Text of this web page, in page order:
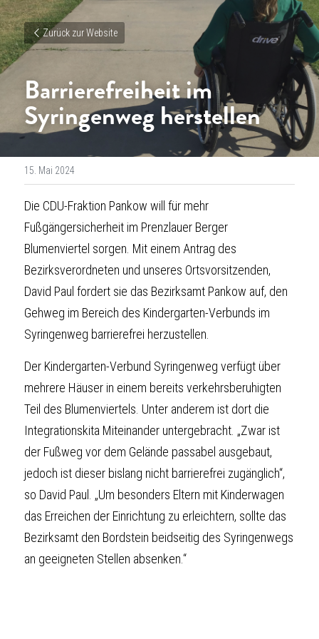
Zurück zur Website
Barrierefreiheit im
Syringenweg herstellen
15. Mai 2024
Die CDU-Fraktion Pankow will für mehr
Fußgängersicherheit im Prenzlauer Berger
Blumenviertel sorgen. Mit einem Antrag des
Bezirksverordneten
David Paul fordert sie das Bezirksamt Pankow auf, den
Gehweg im Bereich des Kindergarten-Verbunds im
Syringenweg barrierefrei herzustellen.
Der Kindergarten-Verbund Syringenweg verfügt über
mehrere Häuser in einem bereits verkehrsberuhigten
Teil des Blumenviertels. Unter anderem ist dort die
Integrationskita Miteinander untergebracht. „Zwar ist
der Fußweg vor dem Gelände passabel ausgebaut,
jedoch ist dieser bislang nicht barrierefrei zugänglich“,
so David Paul
. „Um besonders Eltern mit Kinderwagen
das Erreichen der Einrichtung zu erleichtern, sollte das
Bezirksamt den Bordstein beidseitig des Syringenwegs
an geeigneten Stellen absenken.“